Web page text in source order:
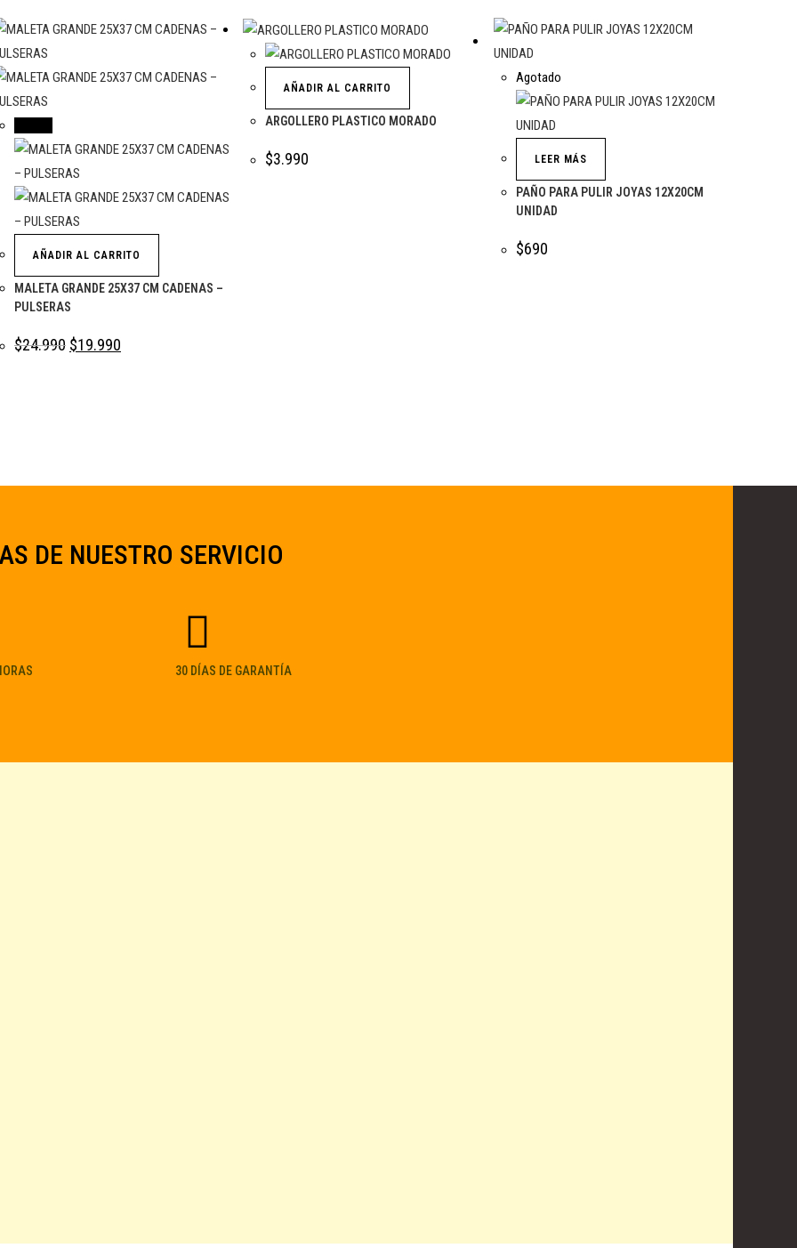
AÑADIR AL CARRITO
MALETA GRANDE 25X37 CM CADENAS –
PULSERAS
$24.990 $19.990
AÑADIR AL CARRITO
ARGOLLERO PLASTICO MORADO
$3.990
Agotado
LEER MÁS
PAÑO PARA PULIR JOYAS 12X20CM
UNIDAD
$690
DE NUESTRO SERVICIO
30 DÍAS DE GARANTÍA